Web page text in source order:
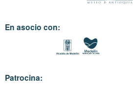
En asocio con:
Patrocina: